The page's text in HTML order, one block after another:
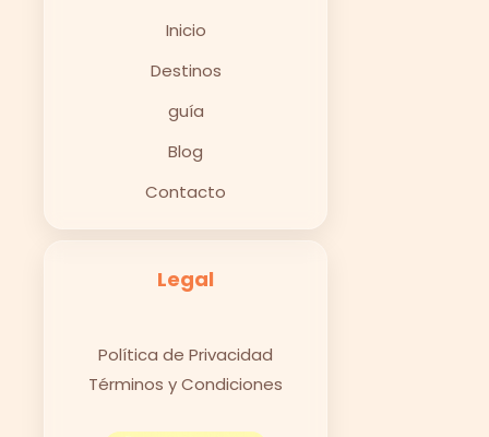
Inicio
Destinos
guía
Blog
Contacto
Legal
Política de Privacidad
Términos y Condiciones